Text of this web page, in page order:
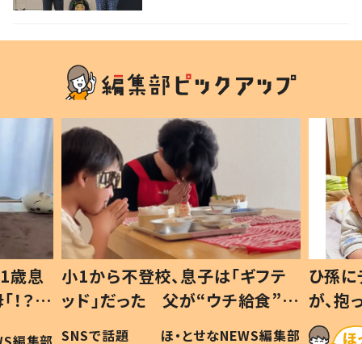
小1から不登校、息子は「ギフテ
ッド」だった 父が“ウチ給食”を
作り続ける理由とは #令和の親
SNSで話題 ほ・とせなNEWS編集部
ひ孫にデ
が、抱っ
「涙が出ま